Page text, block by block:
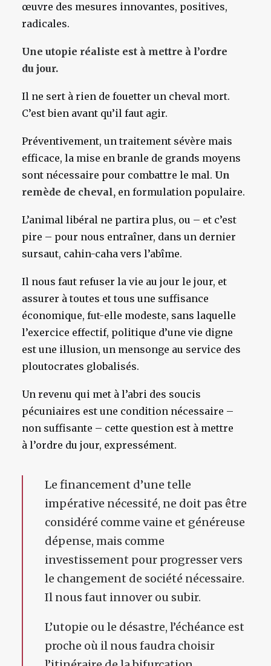
œuvre des mesures innovantes, positives,
radicales.
Une utopie réaliste est à mettre à l’ordre
du jour.
Il ne sert à rien de fouetter un cheval mort.
C’est bien avant qu’il faut agir.
Préventivement, un traitement sévère mais
efficace, la mise en branle de grands moyens
sont nécessaire pour combattre le mal. Un
remède de cheval, en formulation populaire.
L’animal libéral ne partira plus, ou – et c’est
pire – pour nous entraîner, dans un dernier
sursaut, cahin-caha vers l’abîme.
Il nous faut refuser la vie au jour le jour, et
assurer à toutes et tous une suffisance
économique, fut-elle modeste, sans laquelle
l’exercice effectif, politique d’une vie digne
est une illusion, un mensonge au service des
ploutocrates globalisés.
Un revenu qui met à l’abri des soucis
pécuniaires est une condition nécessaire –
non suffisante – cette question est à mettre
à l’ordre du jour, expressément.
Le financement d’une telle
impérative nécessité, ne doit pas être
considéré comme vaine et généreuse
dépense, mais comme
investissement pour progresser vers
le changement de société nécessaire.
Il nous faut innover ou subir.
L’utopie ou le désastre, l’échéance est
proche où il nous faudra choisir